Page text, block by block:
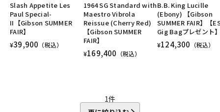
ヴィンテージ
Slash Appetite Les
Paul Special-
II【Gibson SUMMER
FAIR】
¥39,900 （税込）
1964 SG Standard with
Maestro Vibrola
Reissue (Cherry Red)
【Gibson SUMMER
FAIR】
¥169,400 （税込）
B.B. King Lucille
(Ebony) 【Gibson
SUMMER FAIR】【
Gig Bagプレゼント
¥124,300 （税込）
1件